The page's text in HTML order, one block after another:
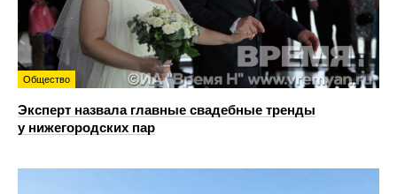
Общество
Эксперт назвала главные свадебные тренды
у нижегородских пар